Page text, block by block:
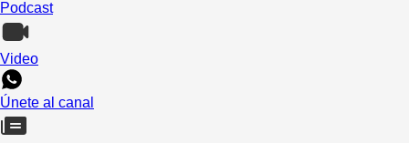
Podcast
Video
Únete al canal